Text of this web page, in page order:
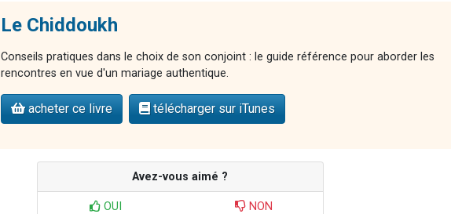
Le Chiddoukh
Conseils pratiques dans le choix de son conjoint : le guide référence pour aborder les
rencontres en vue d'un mariage authentique.
acheter ce livre télécharger sur iTunes
Avez-vous aimé ?
OUI NON